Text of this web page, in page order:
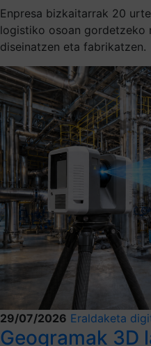
Enpresa bizkaitarrak 20
logistiko osoan gordetzeko
diseinatzen eta fabrikatzen.
29/07/2026 Eraldaketa
Geogramak 3D